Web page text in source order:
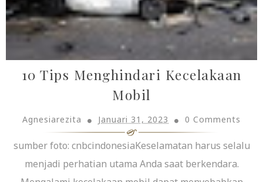
10 Tips Menghindari Kecelakaan
Mobil
Agnesiarezita Januari 31, 2023 0 Comments
sumber foto: cnbcindonesiaKeselamatan harus selalu
menjadi perhatian utama Anda saat berkendara.